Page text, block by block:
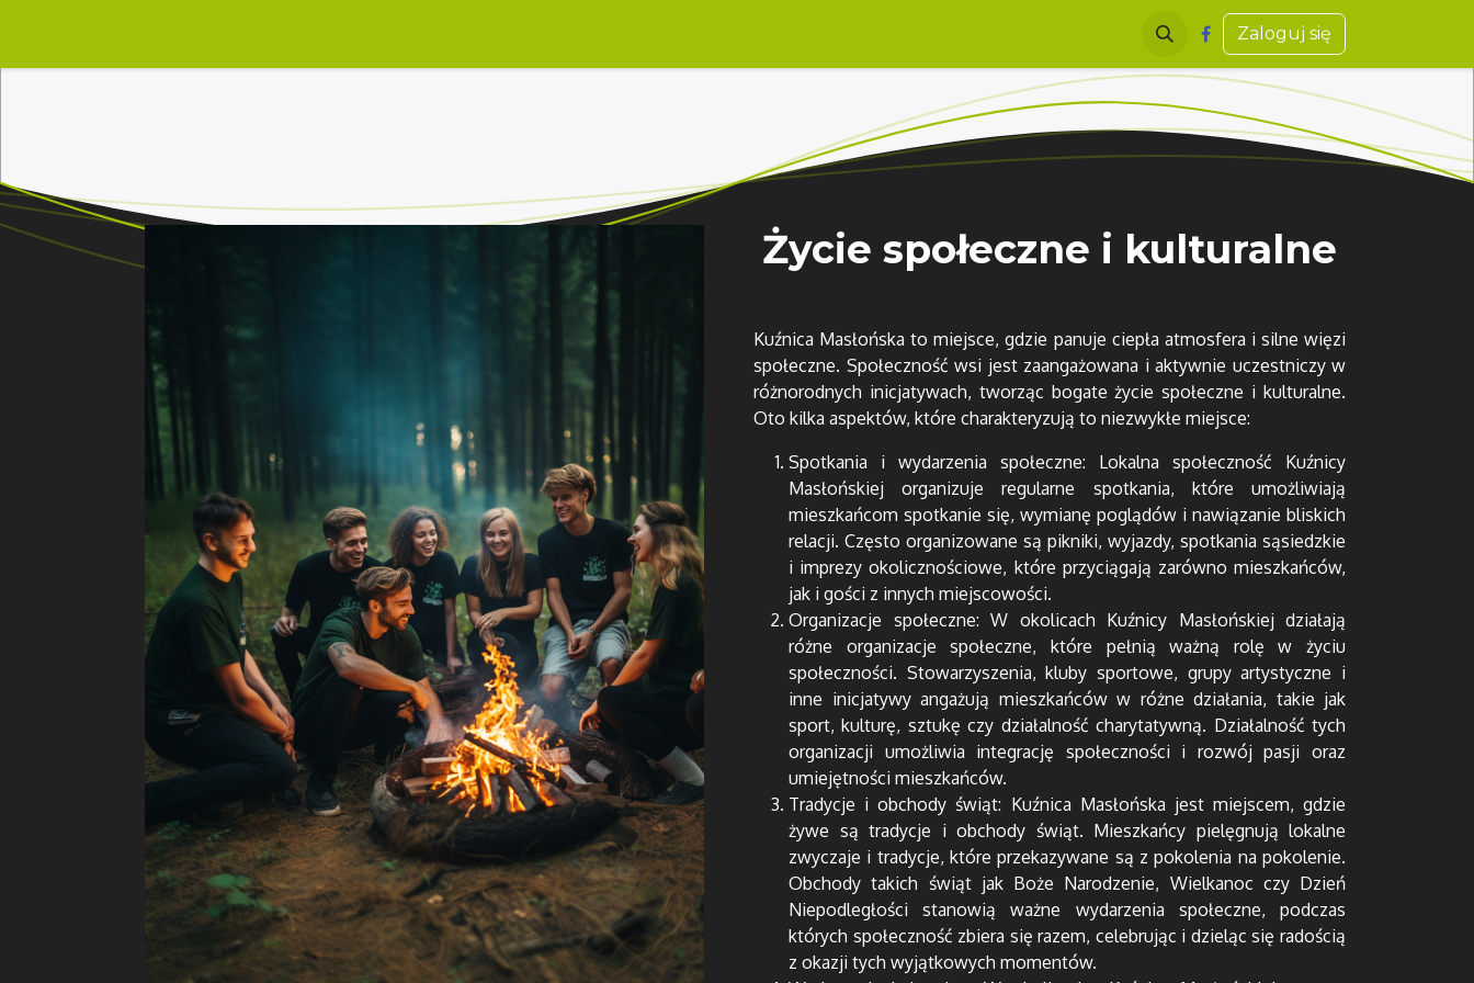
Zaloguj się
Życie społeczne i kulturalne
Kuźnica Masłońska to miejsce, gdzie panuje ciepła atmosfera i silne więzi
społeczne. Społeczność wsi jest zaangażowana i aktywnie uczestniczy w
różnorodnych inicjatywach, tworząc bogate życie społeczne i kulturalne.
Oto kilka aspektów, które charakteryzują to niezwykłe miejsce:
Spotkania i wydarzenia społeczne: Lokalna społeczność Kuźnicy
Masłońskiej organizuje regularne spotkania, które umożliwiają
mieszkańcom spotkanie się, wymianę poglądów i nawiązanie bliskich
relacji. Często organizowane są pikniki, wyjazdy, spotkania sąsiedzkie
i imprezy okolicznościowe, które przyciągają zarówno mieszkańców,
jak i gości z innych miejscowości.
Organizacje społeczne: W okolicach Kuźnicy Masłońskiej działają
różne organizacje społeczne, które pełnią ważną rolę w życiu
społeczności. Stowarzyszenia, kluby sportowe, grupy artystyczne i
inne inicjatywy angażują mieszkańców w różne działania, takie jak
sport, kulturę, sztukę czy działalność charytatywną. Działalność tych
organizacji umożliwia integrację społeczności i rozwój pasji oraz
umiejętności mieszkańców.
Tradycje i obchody świąt: Kuźnica Masłońska jest miejscem, gdzie
żywe są tradycje i obchody świąt. Mieszkańcy pielęgnują lokalne
zwyczaje i tradycje, które przekazywane są z pokolenia na pokolenie.
Obchody takich świąt jak Boże Narodzenie, Wielkanoc czy Dzień
Niepodległości stanowią ważne wydarzenia społeczne, podczas
których społeczność zbiera się razem, celebrując i dzieląc się radością
z okazji tych wyjątkowych momentów.